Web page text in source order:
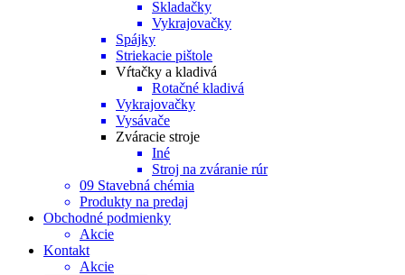
Skladačky
Vykrajovačky
Spájky
Striekacie pištole
Vŕtačky a kladivá
Rotačné kladivá
Vykrajovačky
Vysávače
Zváracie stroje
Iné
Stroj na zváranie rúr
09 Stavebná chémia
Produkty na predaj
Obchodné podmienky
Akcie
Kontakt
Akcie